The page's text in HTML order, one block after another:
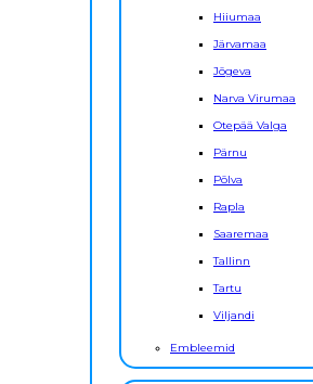
Hiiumaa
Järvamaa
Jõgeva
Narva Virumaa
Otepää Valga
Pärnu
Põlva
Rapla
Saaremaa
Tallinn
Tartu
Viljandi
Embleemid